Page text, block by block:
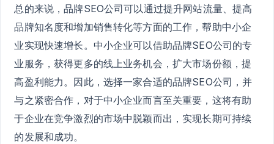
总的来说，品牌SEO公司可以通过提升网站流量、提高
品牌知名度和增加销售转化等方面的工作，帮助中小企
业实现快速增长。中小企业可以借助品牌SEO公司的专
业服务，获得更多的线上业务机会，扩大市场份额，提
高盈利能力。因此，选择一家合适的品牌SEO公司，并
与之紧密合作，对于中小企业而言至关重要，这将有助
于企业在竞争激烈的市场中脱颖而出，实现长期可持续
的发展和成功。